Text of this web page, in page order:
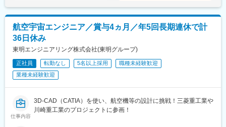
航空宇宙エンジニア／賞与4ヵ月／年5回長期連休で計
36日休み
東明エンジニアリング株式会社(東明グループ)
正社員 転勤なし 5名以上採用
職種未経験歓迎
業種未経験歓迎
仕事内容
3D-CAD（CATIA）を使い、航空機等の設計に挑戦！三菱重工業や
川崎重工業のプロジェクトに参画！